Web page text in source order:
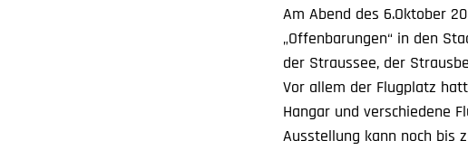
Am Abend des 6.Oktober
„Offenbarungen“ in den
der Straussee, der
Vor allem der Flugplatz
Hangar und verschiedene
Ausstellung kann noch bis